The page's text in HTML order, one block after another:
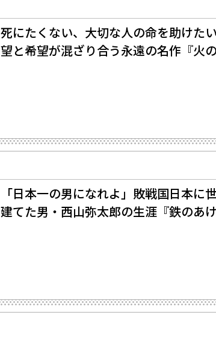
死にたくない、大切な人の命を助けたい
望と希望が混ざり合う永遠の名作『火の
「日本一の男になれよ」――敗戦国日本
建てた男・西山弥太郎の生涯『鉄のあけ